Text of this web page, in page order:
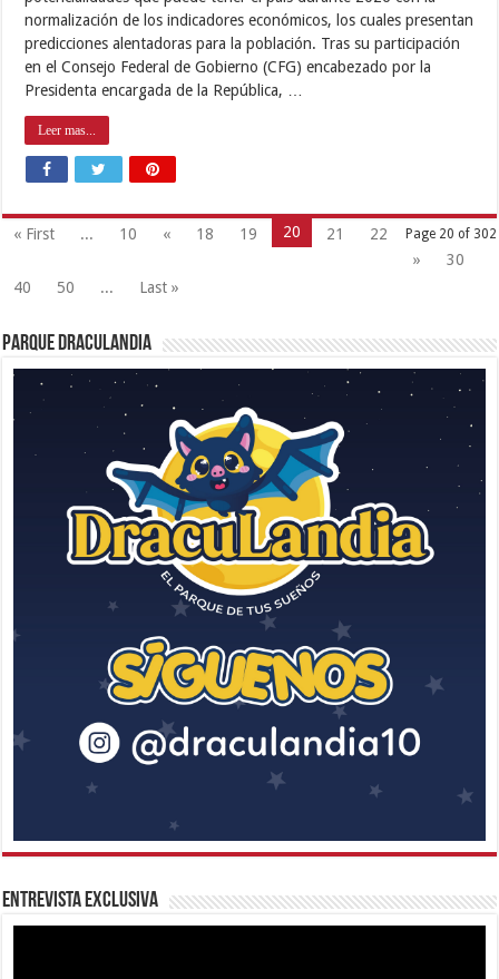
normalización de los indicadores económicos, los cuales presentan
predicciones alentadoras para la población. Tras su participación
en el Consejo Federal de Gobierno (CFG) encabezado por la
Presidenta encargada de la República, …
Leer mas...
Page 20 of 302
« First ... 10 « 18 19 20 21
22
»
30
40
50 ... Last »
Parque Draculandia
Entrevista Exclusiva